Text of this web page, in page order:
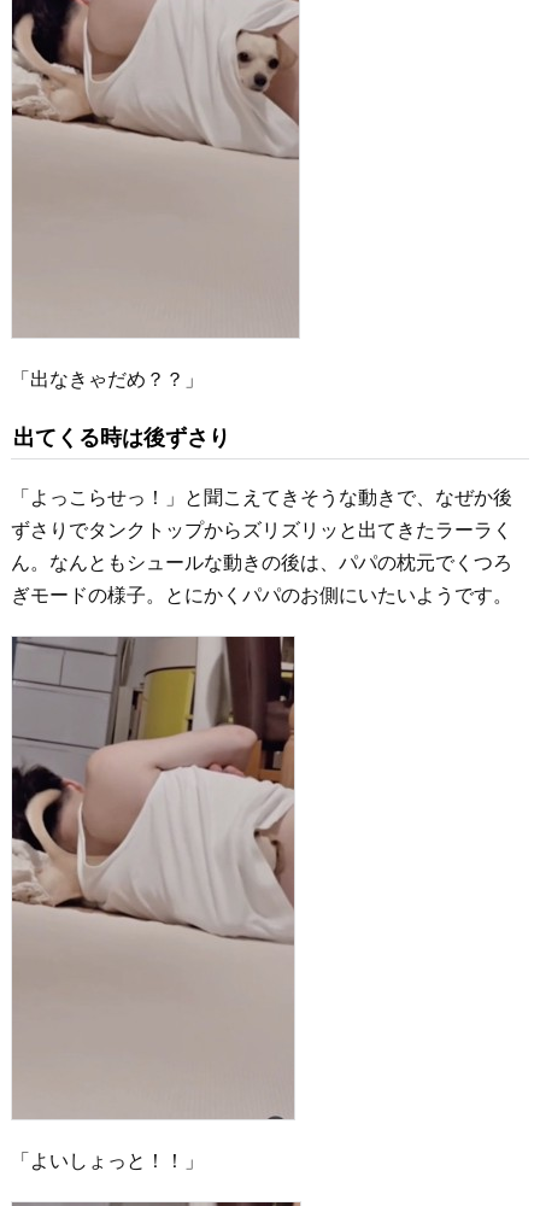
「出なきゃだめ？？」
出てくる時は後ずさり
「よっこらせっ！」と聞こえてきそうな動きで、なぜか後
ずさりでタンクトップからズリズリッと出てきたラーラく
ん。なんともシュールな動きの後は、パパの枕元でくつろ
ぎモードの様子。とにかくパパのお側にいたいようです。
「よいしょっと！！」